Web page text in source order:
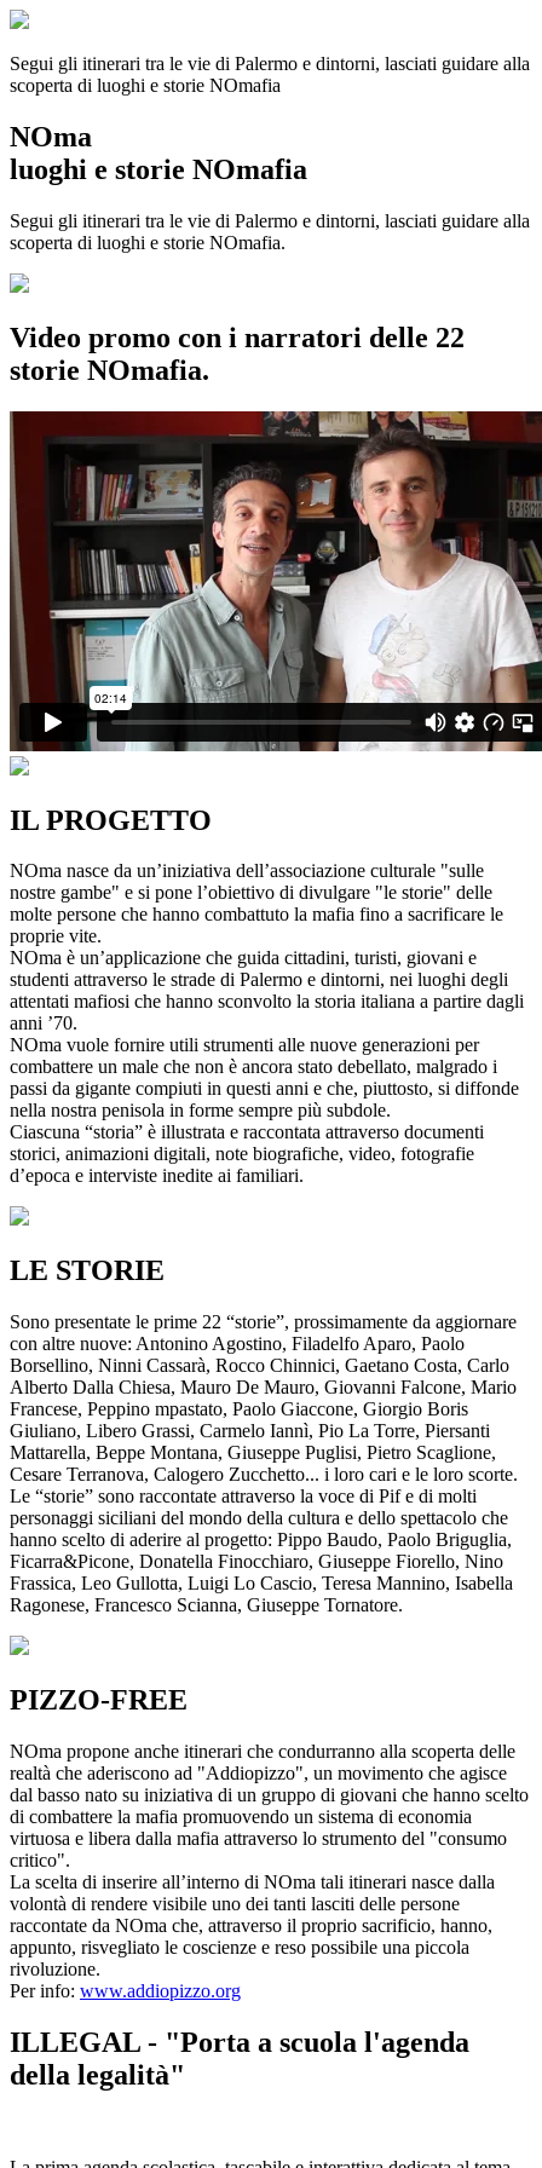
Segui gli itinerari tra le vie di Palermo e dintorni, lasciati guidare alla
scoperta di luoghi e storie NOmafia
NOma
luoghi e storie NOmafia
Segui gli itinerari tra le vie di Palermo e dintorni, lasciati guidare alla
scoperta di luoghi e storie NOmafia.
Video promo con i narratori delle 22
storie NOmafia.
IL PROGETTO
NOma nasce da un’iniziativa dell’associazione culturale "sulle
nostre gambe" e si pone l’obiettivo di divulgare "le storie" delle
molte persone che hanno combattuto la mafia fino a sacrificare le
proprie vite.
NOma è un’applicazione che guida cittadini, turisti, giovani e
studenti attraverso le strade di Palermo e dintorni, nei luoghi degli
attentati mafiosi che hanno sconvolto la storia italiana a partire dagli
anni ’70.
NOma vuole fornire utili strumenti alle nuove generazioni per
combattere un male che non è ancora stato debellato, malgrado i
passi da gigante compiuti in questi anni e che, piuttosto, si diffonde
nella nostra penisola in forme sempre più subdole.
Ciascuna “storia” è illustrata e raccontata attraverso documenti
storici, animazioni digitali, note biografiche, video, fotografie
d’epoca e interviste inedite ai familiari.
LE STORIE
Sono presentate le prime 22 “storie”, prossimamente da aggiornare
con altre nuove: Antonino Agostino, Filadelfo Aparo, Paolo
Borsellino, Ninni Cassarà, Rocco Chinnici, Gaetano Costa, Carlo
Alberto Dalla Chiesa, Mauro De Mauro, Giovanni Falcone, Mario
Francese, Peppino mpastato, Paolo Giaccone, Giorgio Boris
Giuliano, Libero Grassi, Carmelo Iannì, Pio La Torre, Piersanti
Mattarella, Beppe Montana, Giuseppe Puglisi, Pietro Scaglione,
Cesare Terranova, Calogero Zucchetto... i loro cari e le loro scorte.
Le “storie” sono raccontate attraverso la voce di Pif e di molti
personaggi siciliani del mondo della cultura e dello spettacolo che
hanno scelto di aderire al progetto: Pippo Baudo, Paolo Briguglia,
Ficarra&Picone, Donatella Finocchiaro, Giuseppe Fiorello, Nino
Frassica, Leo Gullotta, Luigi Lo Cascio, Teresa Mannino, Isabella
Ragonese, Francesco Scianna, Giuseppe Tornatore.
PIZZO-FREE
NOma propone anche itinerari che condurranno alla scoperta delle
realtà che aderiscono ad "Addiopizzo", un movimento che agisce
dal basso nato su iniziativa di un gruppo di giovani che hanno scelto
di combattere la mafia promuovendo un sistema di economia
virtuosa e libera dalla mafia attraverso lo strumento del "consumo
critico".
La scelta di inserire all’interno di NOma tali itinerari nasce dalla
volontà di rendere visibile uno dei tanti lasciti delle persone
raccontate da NOma che, attraverso il proprio sacrificio, hanno,
appunto, risvegliato le coscienze e reso possibile una piccola
rivoluzione.
Per info: www.addiopizzo.org
ILLEGAL - "Porta a scuola l'agenda
della legalità"